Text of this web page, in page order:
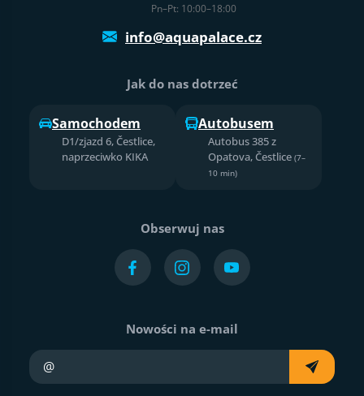
Pn–Pt: 10:00–18:00
info@aquapalace.cz
Jak do nas dotrzeć
Samochodem
D1/zjazd 6, Čestlice,
naprzeciwko KIKA
Autobusem
Autobus 385 z
Opatova, Čestlice (7–
10 min)
Obserwuj nas
Nowości na e-mail